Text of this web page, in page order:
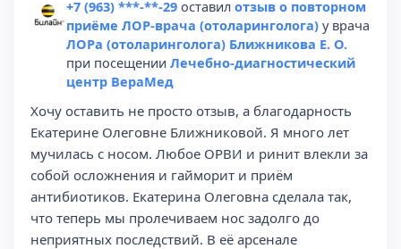
+7 (963) ***-**-29 оставил отзыв о повторном
приёме ЛОР-врача (отоларинголога) у врача
ЛОРа (отоларинголога) Ближникова Е. О.
при посещении Лечебно-диагностический
центр ВераМед
Хочу оставить не просто отзыв, а благодарность
Екатерине Олеговне Ближниковой. Я много лет
мучилась с носом. Любое ОРВИ и ринит влекли за
собой осложнения и гайморит и приём
антибиотиков. Екатерина Олеговна сделала так,
что теперь мы пролечиваем нос задолго до
неприятных последствий. В её арсенале